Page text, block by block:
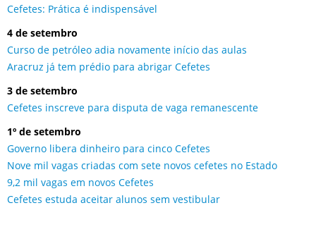
Cefetes: Prática é indispensável
4 de setembro
Curso de petróleo adia novamente início das aulas
Aracruz já tem prédio para abrigar Cefetes
3 de setembro
Cefetes inscreve para disputa de vaga remanescente
1º de setembro
Governo libera dinheiro para cinco Cefetes
Nove mil vagas criadas com sete novos cefetes no Estado
9,2 mil vagas em novos Cefetes
Cefetes estuda aceitar alunos sem vestibular